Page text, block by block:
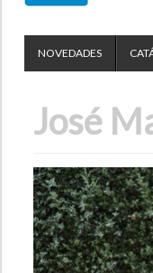
NOVEDADES
José